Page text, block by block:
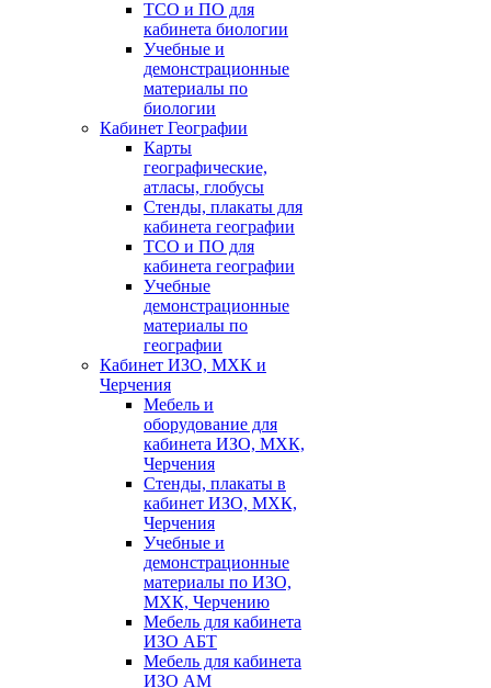
ТСО и ПО для
кабинета биологии
Учебные и
демонстрационные
материалы по
биологии
Кабинет Географии
Карты
географические,
атласы, глобусы
Стенды, плакаты для
кабинета географии
ТСО и ПО для
кабинета географии
Учебные
демонстрационные
материалы по
географии
Кабинет ИЗО, МХК и
Черчения
Мебель и
оборудование для
кабинета ИЗО, МХК,
Черчения
Стенды, плакаты в
кабинет ИЗО, МХК,
Черчения
Учебные и
демонстрационные
материалы по ИЗО,
МХК, Черчению
Мебель для кабинета
ИЗО АБТ
Мебель для кабинета
ИЗО АМ